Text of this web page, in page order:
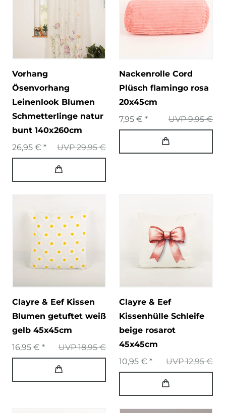
Vorhang
Ösenvorhang
Leinenlook Blumen
Schmetterlinge natur
bunt 140x260cm
UVP 29,95 €
26,95 € *
Nackenrolle Cord
Plüsch flamingo rosa
20x45cm
UVP 9,95 €
7,95 € *
Clayre & Eef Kissen
Blumen getuftet weiß
gelb 45x45cm
UVP 18,95 €
16,95 € *
Clayre & Eef
Kissenhülle Schleife
beige rosarot
45x45cm
UVP 12,95 €
10,95 € *